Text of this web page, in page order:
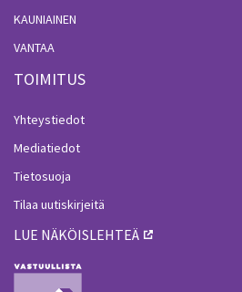
KAUNIAINEN
VANTAA
TOIMITUS
Yhteystiedot
Mediatiedot
Tietosuoja
Tilaa uutiskirjeitä
LUE NÄKÖISLEHTEÄ